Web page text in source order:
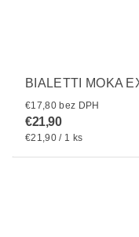
BIALETTI MOKA
€17,80 bez DPH
€21,90
€21,90 / 1 ks